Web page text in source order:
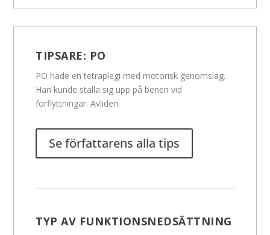
TIPSARE: PO
PO hade en tetraplegi med motorisk genomslag.
Han kunde ställa sig upp på benen vid
förflyttningar. Avliden.
Se författarens alla tips
TYP AV FUNKTIONSNEDSÄTTNING